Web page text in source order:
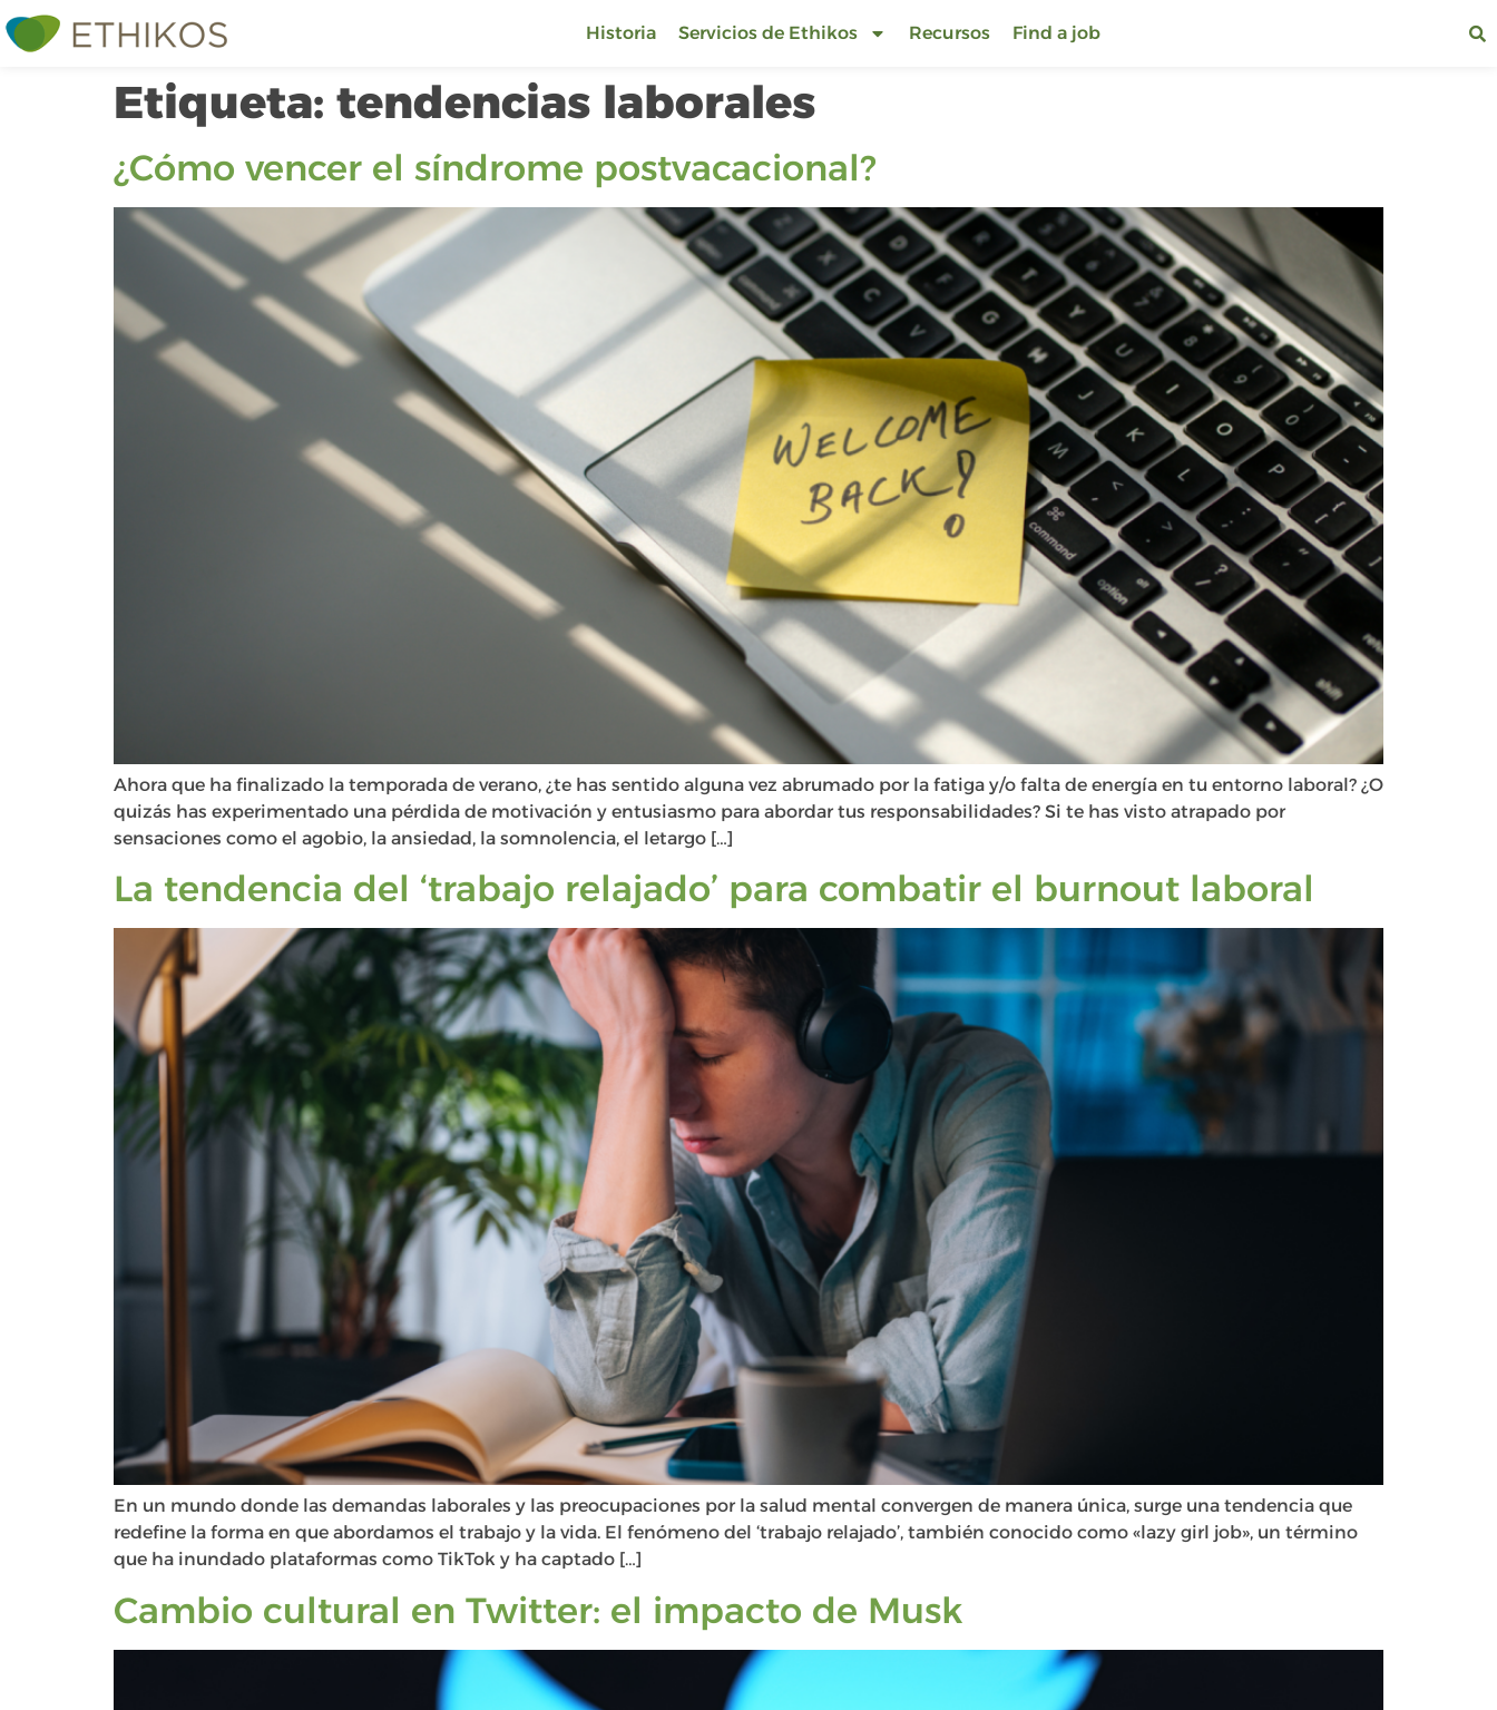
Historia Servicios de Ethikos Recursos Find a job
Etiqueta: tendencias laborales
¿Cómo vencer el síndrome postvacacional?
Ahora que ha finalizado la temporada de verano, ¿te has sentido alguna vez abrumado por la fatiga y/o falta de energía en tu entorno laboral? ¿O
quizás has experimentado una pérdida de motivación y entusiasmo para abordar tus responsabilidades? Si te has visto atrapado por
sensaciones como el agobio, la ansiedad, la somnolencia, el letargo […]
La tendencia del ‘trabajo relajado’ para combatir el burnout laboral
En un mundo donde las demandas laborales y las preocupaciones por la salud mental convergen de manera única, surge una tendencia que
redefine la forma en que abordamos el trabajo y la vida. El fenómeno del ‘trabajo relajado’, también conocido como «lazy girl job», un término
que ha inundado plataformas como TikTok y ha captado […]
Cambio cultural en Twitter: el impacto de Musk